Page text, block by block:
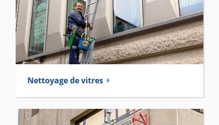
Nettoyage de vitres